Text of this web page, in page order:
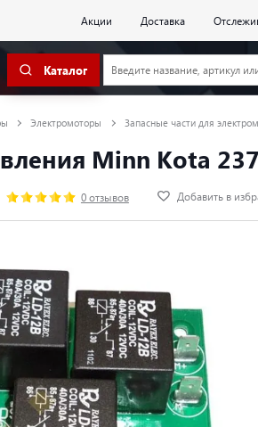
Акции Доставка
Каталог
Электромоторы Запасные части для
Minn Kota
0 отзывов Добавить в